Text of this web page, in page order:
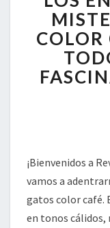
COLOR
¡Bienvenidos a
vamos a
gatos color café.
en tonos cálidos,